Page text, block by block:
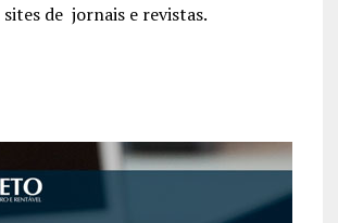
de jornais e revistas.